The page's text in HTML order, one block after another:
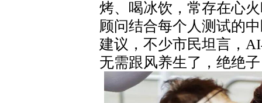
烤、喝冰饮，常存在心
顾问结合每个人测试的
建议，不少市民坦言，
无需跟风养生了，绝绝